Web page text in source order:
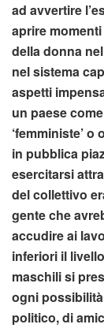
ad avvertire
aprire
della donna
nel sistema
aspetti
un paese
‘femministe’
in pubblica
esercitarsi
del collettivo
gente che
accudire ai
inferiori il
maschili si
ogni
politico, di